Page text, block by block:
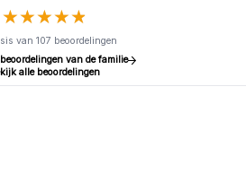
★★★★★
★★★★★
van 107 beoordelingen
van de familie
alle beoordelingen